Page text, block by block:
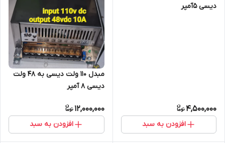
دیسی ۵آمپر
4,500,000
افزودن به سبد
مبدل ۱۱۰ ولت دیسی به ۴۸ ولت
دیسی 8 آمپر
12,000,000
افزودن به سبد